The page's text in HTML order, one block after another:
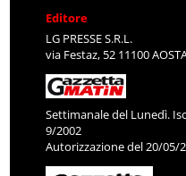
Editore
LG PRESSE S.R.L.
via Festaz, 52 11100
Settimanale del Lunedì.
9/2002
Autorizzazione del 20/05/